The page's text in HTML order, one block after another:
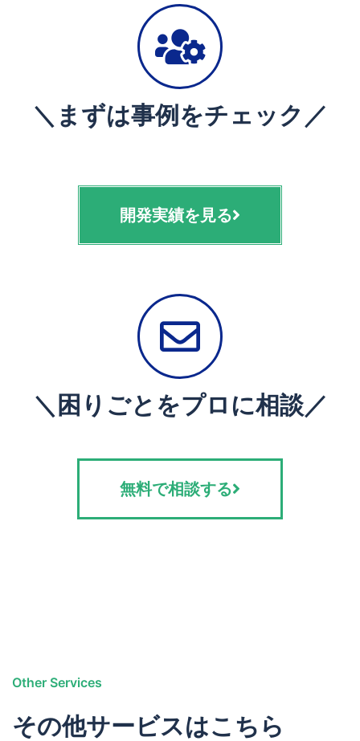
＼まずは事例をチェック／
開発実績を見る
＼困りごとをプロに相談／
無料で相談する
Other Services
その他サービスはこちら